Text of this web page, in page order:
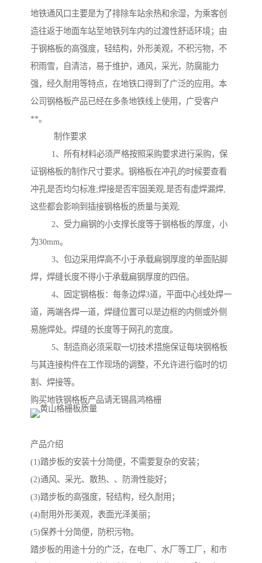
地铁通风口主要是为了排除车站余热和余湿，为乘客创
造往返于地面车站至地铁列车内的过渡性舒适环境；由
于钢格板的高强度，轻结构，外形美观，不积污物，不
积雨雪，自清洁，易于维护，通风，采光，防腐能力
强，经久耐用等特点，在地铁口得到了广泛的应用。本
公司钢格板产品已经在多条地铁线上使用，广受客户
**。
制作要求
1、所有材料必须严格按照采购要求进行采购，保
证钢格板的制作尺寸要求。钢格板在冲孔的时候要查看
冲孔是否均匀标准;焊接是否牢固美观,是否有虚焊漏焊,
这些都会影响到插接钢格板的质量与美观;
2、受力扁钢的小支撑长度等于钢格板的厚度，小
为30mm。
3、包边采用焊高不小于承载扁钢厚度的单面贴脚
焊，焊缝长度不得小于承载扁钢厚度的四倍。
4、固定钢格板：每条边焊3道，平面中心线处焊一
道，两端各焊一道，焊缝位置可以是边框的内侧或外侧
易施焊处。焊缝的长度等于网孔的宽度。
5、制造商必须采取一切技术措施保证每块钢格板
与其连接构件在工作现场的调整，不允许进行临时的切
割、焊接等。
购买地铁钢格板产品请无锡昌鸿格栅
产品介绍
(1)踏步板的安装十分简便，不需要复杂的安装；
(2)通风、采光、散热、、防滑性能好；
(3)踏步板的高强度，轻结构，经久耐用；
(4)耐用外形美观，表面光泽美丽；
(5)保养十分简便，防积污物。
踏步板的用途十分的广泛，在电厂、水厂等工厂，和市